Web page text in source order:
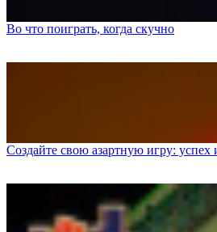
Во что поиграть, когда скучно
Создайте свою азартную игру: